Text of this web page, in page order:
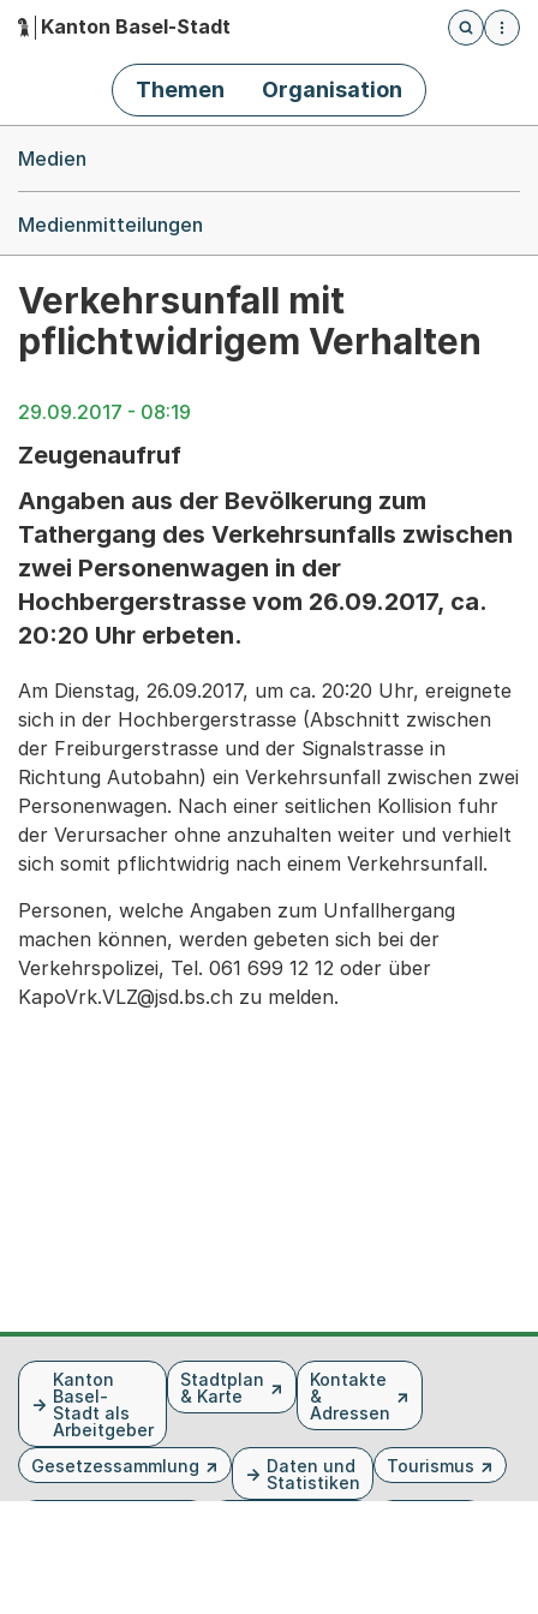
Hauptnavigation
Kanton Basel-Stadt
Öffnet
Themen Organisation
Medien
Medienmitteilungen
Verkehrsunfall mit
pflichtwidrigem Verhalten
29.09.2017 - 08:19
Zeugenaufruf
Angaben aus der Bevölkerung zum
Tathergang des Verkehrsunfalls zwischen
zwei Personenwagen in der
Hochbergerstrasse vom 26.09.2017, ca.
20:20 Uhr erbeten.
Am Dienstag, 26.09.2017, um ca. 20:20 Uhr, ereignete
sich in der Hochbergerstrasse (Abschnitt zwi­schen
der Freiburgerstrasse und der Signalstrasse in
Richtung Autobahn) ein Verkehrsunfall zwischen zwei
Personenwagen. Nach einer seitlichen Kollision fuhr
der Verursacher ohne anzuhalten weiter und verhielt
sich somit pflichtwidrig nach einem Verkehrsunfall.
Personen, welche Angaben zum Unfallhergang
machen können, werden gebeten sich bei der
Verkehrs­polizei, Tel. 061 699 12 12 oder über
KapoVrk.VLZ@jsd.bs.ch zu melden.
FusszeileKanton
Basel-
Stadt als
Arbeitgeber
Stadtplan
& Karte
Kontakte
&
Adressen
Gesetzessammlung
Daten und
Statistiken
Tourismus